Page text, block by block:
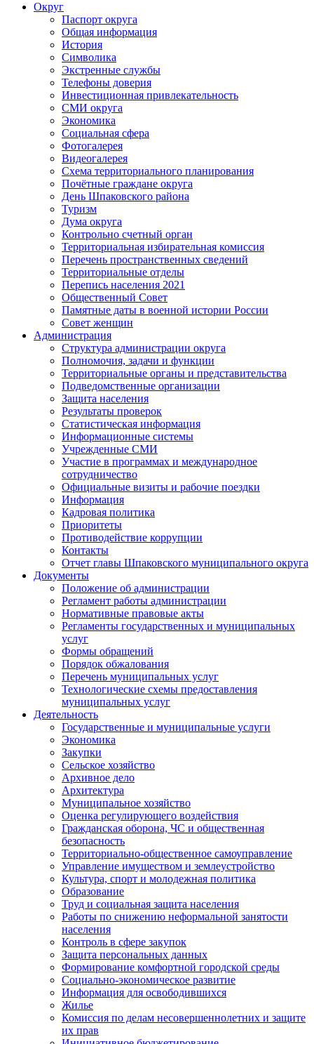
Округ
Паспорт округа
Общая информация
История
Символика
Экстренные службы
Телефоны доверия
Инвестиционная привлекательность
СМИ округа
Экономика
Социальная сфера
Фотогалерея
Видеогалерея
Схема территориального планирования
Почётные граждане округа
День Шпаковского района
Туризм
Дума округа
Контрольно счетный орган
Территориальная избирательная комиссия
Перечень пространственных сведений
Территориальные отделы
Перепись населения 2021
Общественный Совет
Памятные даты в военной истории России
Совет женщин
Администрация
Структура администрации округа
Полномочия, задачи и функции
Территориальные органы и представительства
Подведомственные организации
Защита населения
Результаты проверок
Статистическая информация
Информационные системы
Учрежденные СМИ
Участие в программах и международное
сотрудничество
Официальные визиты и рабочие поездки
Информация
Кадровая политика
Приоритеты
Противодействие коррупции
Контакты
Отчет главы Шпаковского муниципального округа
Документы
Положение об администрации
Регламент работы администрации
Нормативные правовые акты
Регламенты государственных и муниципальных
услуг
Формы обращений
Порядок обжалования
Перечень муниципальных услуг
Технологические схемы предоставления
муниципальных услуг
Деятельность
Государственные и муниципальные услуги
Экономика
Закупки
Сельское хозяйство
Архивное дело
Архитектура
Муниципальное хозяйство
Оценка регулирующего воздействия
Гражданская оборона, ЧС и общественная
безопасность
Территориально-общественное самоуправление
Управление имуществом и землеустройство
Культура, спорт и молодежная политика
Образование
Труд и социальная защита населения
Работы по снижению неформальной занятости
населения
Контроль в сфере закупок
Защита персональных данных
Формирование комфортной городской среды
Социально-экономическое развитие
Информация для освободившихся
Жилье
Комиссия по делам несовершеннолетних и защите
их прав